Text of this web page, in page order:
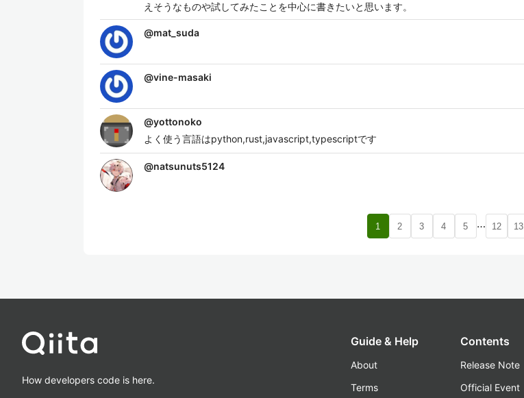
えそうなものや試してみたことを中心に書きたいと思います。
@mat_suda
@vine-masaki
@yottonoko
よく使う言語はpython,rust,javascript,typescriptです
@natsunuts5124
1 2 3 4 5 … 12 13
How developers code is here.
Guide & Help
About
Terms
Contents
Release Note
Official Event